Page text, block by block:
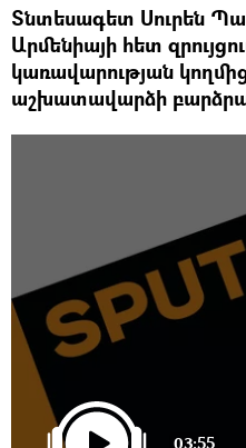
Տնտեսագետ Սուրեն
Արմենիայի հետ
կառավարության
աշխատավարձի
03:55